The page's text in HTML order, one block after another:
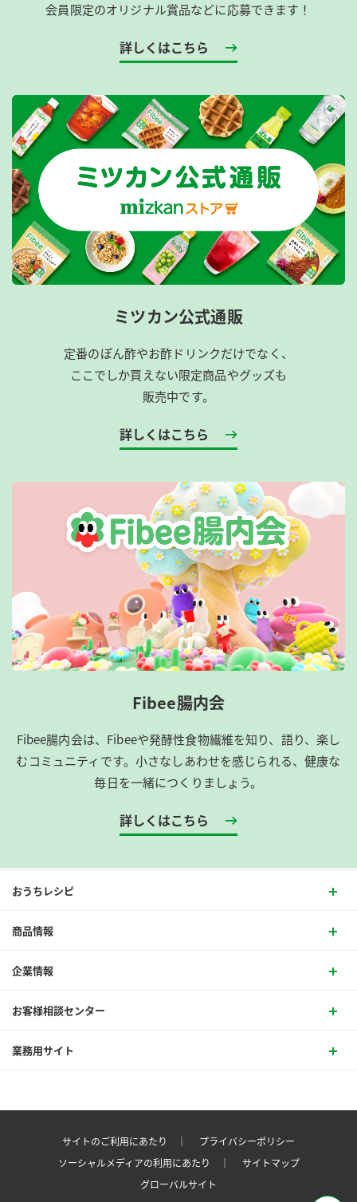
会員限定のオリジナル賞品などに応募できます！
詳しくはこちら
ミツカン公式通販
定番のぽん酢やお酢ドリンクだけでなく、
ここでしか買えない限定商品やグッズも
販売中です。
詳しくはこちら
Fibee腸内会
Fibee腸内会は、​Fibeeや発酵性食物繊維を知り、語り、楽し
むコミュニティです。​小さなしあわせを感じられる、健康な
毎日を一緒につくりましょう。
詳しくはこちら
おうちレシピ
商品情報
企業情報
お客様相談センター
業務用サイト
サイトのご利用にあたり ｜
プライバシーポリシー
ソーシャルメディアの利用にあたり ｜
サイトマップ
グローバルサイト